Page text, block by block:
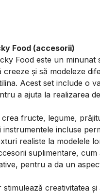
Food (accesorii)
Food este un minunat
și să modeleze
Acest set include o
a ajuta la realizarea
fructe, legume,
incluse
realiste la modelele
suplimentare,
pentru a da un
creativitatea și